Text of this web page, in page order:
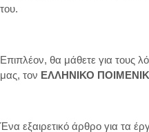
του.
Επιπλέον, θα μάθετε για τους
μας, τον ΕΛΛΗΝΙΚΟ
Ένα εξαιρετικό άρθρο για τα